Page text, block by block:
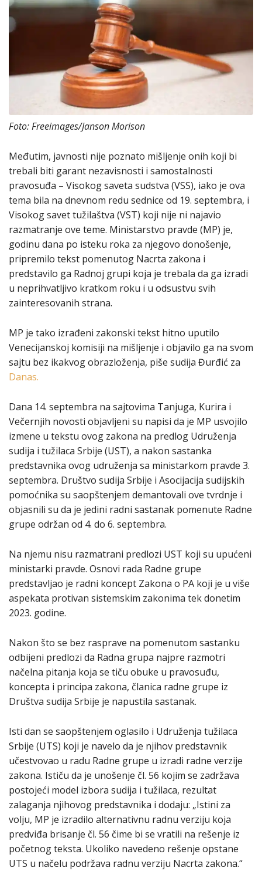
Foto: Freeimages/Janson Morison
Međutim, javnosti nije poznato mišljenje onih koji bi
trebali biti garant nezavisnosti i samostalnosti
pravosuđa – Visokog saveta sudstva (VSS), iako je ova
tema bila na dnevnom redu sednice od 19. septembra, i
Visokog savet tužilaštva (VST) koji nije ni najavio
razmatranje ove teme. Ministarstvo pravde (MP) je,
godinu dana po isteku roka za njegovo donošenje,
pripremilo tekst pomenutog Nacrta zakona i
predstavilo ga Radnoj grupi koja je trebala da ga izradi
u neprihvatljivo kratkom roku i u odsustvu svih
zainteresovanih strana.
MP je tako izrađeni zakonski tekst hitno uputilo
Venecijanskoj komisiji na mišljenje i objavilo ga na svom
sajtu bez ikakvog obrazloženja, piše sudija Đurđić za
Danas.
Dana 14. septembra na sajtovima Tanjuga, Kurira i
Večernjih novosti objavljeni su napisi da je MP usvojilo
izmene u tekstu ovog zakona na predlog Udruženja
sudija i tužilaca Srbije (UST), a nakon sastanka
predstavnika ovog udruženja sa ministarkom pravde 3.
septembra. Društvo sudija Srbije i Asocijacija sudijskih
pomoćnika su saopštenjem demantovali ove tvrdnje i
objasnili su da je jedini radni sastanak pomenute Radne
grupe održan od 4. do 6. septembra.
Na njemu nisu razmatrani predlozi UST koji su upućeni
ministarki pravde. Osnovi rada Radne grupe
predstavljao je radni koncept Zakona o PA koji je u više
aspekata protivan sistemskim zakonima tek donetim
2023. godine.
Nakon što se bez rasprave na pomenutom sastanku
odbijeni predlozi da Radna grupa najpre razmotri
načelna pitanja koja se tiču obuke u pravosuđu,
koncepta i principa zakona, članica radne grupe iz
Društva sudija Srbije je napustila sastanak.
Isti dan se saopštenjem oglasilo i Udruženja tužilaca
Srbije (UTS) koji je navelo da je njihov predstavnik
učestvovao u radu Radne grupe u izradi radne verzije
zakona. Ističu da je unošenje čl. 56 kojim se zadržava
postojeći model izbora sudija i tužilaca, rezultat
zalaganja njihovog predstavnika i dodaju: „Istini za
volju, MP je izradilo alternativnu radnu verziju koja
predviđa brisanje čl. 56 čime bi se vratili na rešenje iz
početnog teksta. Ukoliko navedeno rešenje opstane
UTS u načelu podržava radnu verziju Nacrta zakona.“